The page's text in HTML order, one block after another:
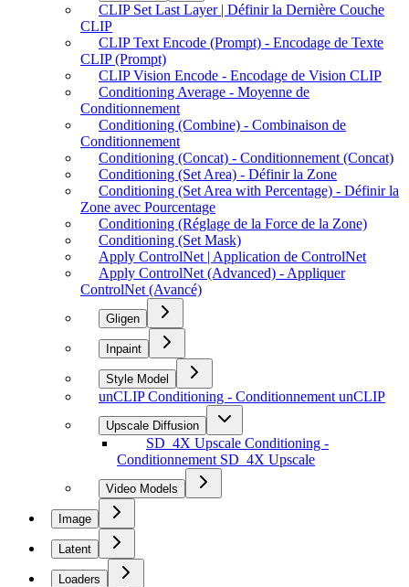
CLIP Set Last Layer | Définir la Dernière Couche
CLIP
CLIP Text Encode (Prompt) - Encodage de Texte
CLIP (Prompt)
CLIP Vision Encode - Encodage de Vision CLIP
Conditioning Average - Moyenne de
Conditionnement
Conditioning (Combine) - Combinaison de
Conditionnement
Conditioning (Concat) - Conditionnement (Concat)
Conditioning (Set Area) - Définir la Zone
Conditioning (Set Area with Percentage) - Définir la
Zone avec Pourcentage
Conditioning (Réglage de la Force de la Zone)
Conditioning (Set Mask)
Apply ControlNet | Application de ControlNet
Apply ControlNet (Advanced) - Appliquer
ControlNet (Avancé)
Gligen
Inpaint
Style Model
unCLIP Conditioning - Conditionnement unCLIP
Upscale Diffusion
SD_4X Upscale Conditioning -
Conditionnement SD_4X Upscale
Video Models
Image
Latent
Loaders